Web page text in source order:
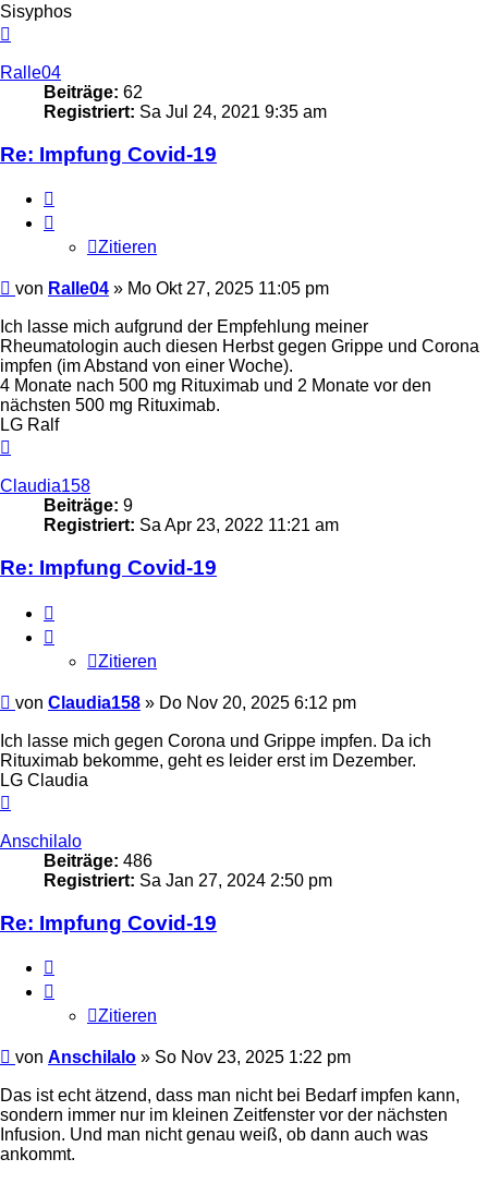
Sisyphos
Ralle04
Beiträge: 62
Registriert: Sa Jul 24, 2021 9:35 am
Re: Impfung Covid-19
Zitieren
Beitrag
von Ralle04 » Mo Okt 27, 2025 11:05 pm
Ich lasse mich aufgrund der Empfehlung meiner
Rheumatologin auch diesen Herbst gegen Grippe und Corona
impfen (im Abstand von einer Woche).
4 Monate nach 500 mg Rituximab und 2 Monate vor den
nächsten 500 mg Rituximab.
LG Ralf
Claudia158
Beiträge: 9
Registriert: Sa Apr 23, 2022 11:21 am
Re: Impfung Covid-19
Zitieren
Beitrag
von Claudia158 » Do Nov 20, 2025 6:12 pm
Ich lasse mich gegen Corona und Grippe impfen. Da ich
Rituximab bekomme, geht es leider erst im Dezember.
LG Claudia
Anschilalo
Beiträge: 486
Registriert: Sa Jan 27, 2024 2:50 pm
Re: Impfung Covid-19
Zitieren
Beitrag
von Anschilalo » So Nov 23, 2025 1:22 pm
Das ist echt ätzend, dass man nicht bei Bedarf impfen kann,
sondern immer nur im kleinen Zeitfenster vor der nächsten
Infusion. Und man nicht genau weiß, ob dann auch was
ankommt.